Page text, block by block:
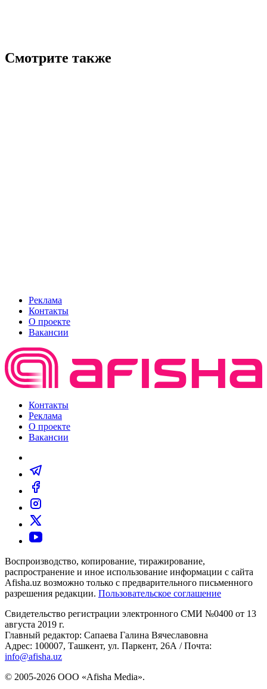
Смотрите также
Реклама
Контакты
О проекте
Вакансии
Контакты
Реклама
О проекте
Вакансии
Воспроизводство, копирование, тиражирование,
распространение и иное использование информации с сайта
Afisha.uz возможно только с предварительного письменного
разрешения редакции. Пользовательское соглашение
Свидетельство регистрации электронного СМИ №0400 от 13
августа 2019 г.
Главный редактор: Сапаева Галина Вячеславовна
Адрес: 100007, Ташкент, ул. Паркент, 26А / Почта:
info@afisha.uz
© 2005-2026 ООО «Afisha Media».